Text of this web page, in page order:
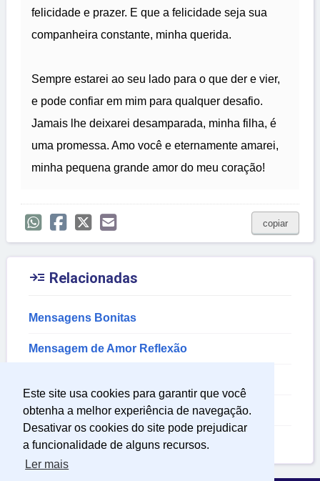
Este site usa cookies para garantir que você
obtenha a melhor experiência de navegação.
Desativar os cookies do site pode prejudicar
a funcionalidade de alguns recursos.
Ler mais
felicidade e prazer. E que a felicidade seja sua
companheira constante, minha querida.
Sempre estarei ao seu lado para o que der e vier,
e pode confiar em mim para qualquer desafio.
Jamais lhe deixarei desamparada, minha filha, é
uma promessa. Amo você e eternamente amarei,
minha pequena grande amor do meu coração!
copiar
 Relacionadas
Mensagens Bonitas
Mensagem de Amor Reflexão
Mensagem de Sabedoria
Mensagens Eroticas